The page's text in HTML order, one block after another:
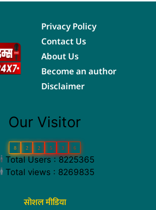
Privacy Policy
Contact Us
About Us
Become an author
Disclaimer
Our Visitor
8 2 2 5 3 6
Total Users : 8225365
Total views : 8269835
सोशल मीडिया